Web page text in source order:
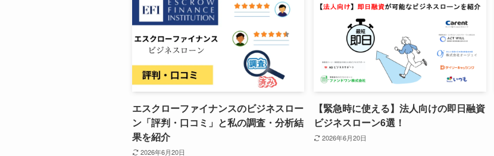
エスクローファイナンスのビジネスロー
ン「評判・口コミ」と私の調査・分析結
果を紹介
2026年6月20日
【緊急時に使える】法人向けの即日融資
ビジネスローン6選！
2026年6月20日